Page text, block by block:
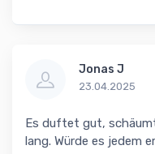
Jonas J
23.04.2025
Es duftet gut,
lang. Würde es jedem